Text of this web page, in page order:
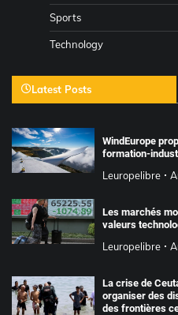
Sports
Technology
Latest Posts
WindEurope
formation-
Leuropelibre
Les marchés
valeurs
Leuropelibre
La crise de
organiser des
des frontières